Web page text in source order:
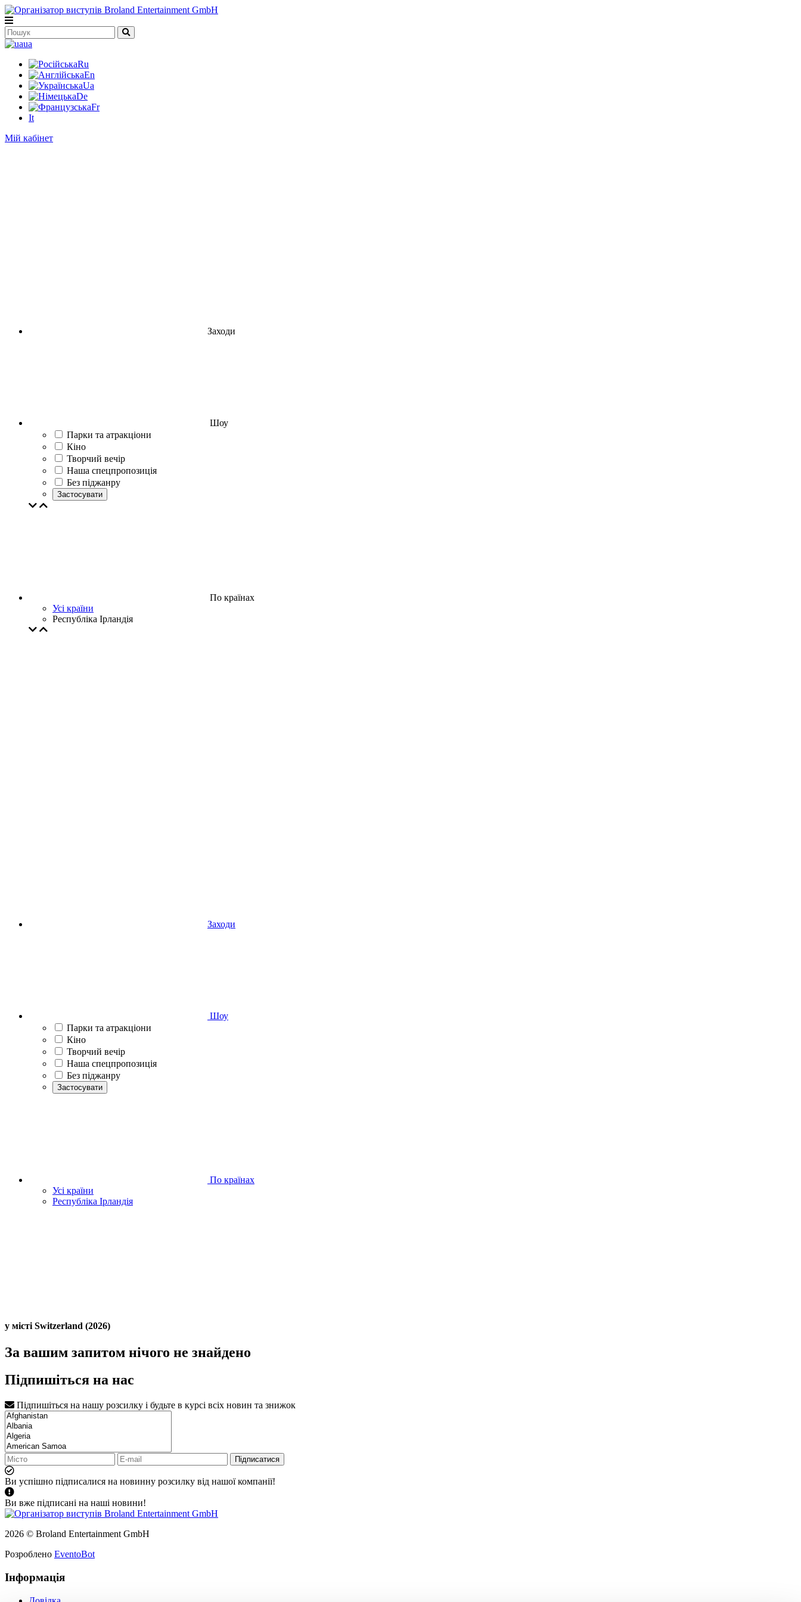
ua
Ru
En
Ua
De
Fr
It
Мій кабінет
Заходи
Шоу
Парки та атракціони
Кіно
Творчий вечір
Наша спецпропозиція
Без піджанру
Застосувати
По країнах
Усі країни
Республіка Ірландія
Заходи
Шоу
Парки та атракціони
Кіно
Творчий вечір
Наша спецпропозиція
Без піджанру
Застосувати
По країнах
Усі країни
Республіка Ірландія
у місті Switzerland (2026)
За вашим запитом нічого не знайдено
Підпишіться на нас
Підпишіться на нашу розсилку і будьте в курсі всіх новин та знижок
Підписатися
Ви успішно підписалися на новинну розсилку від нашої компанії!
Ви вже підписані на наші новини!
2026 © Broland Entertainment GmbH
Розроблено EventoBot
Інформація